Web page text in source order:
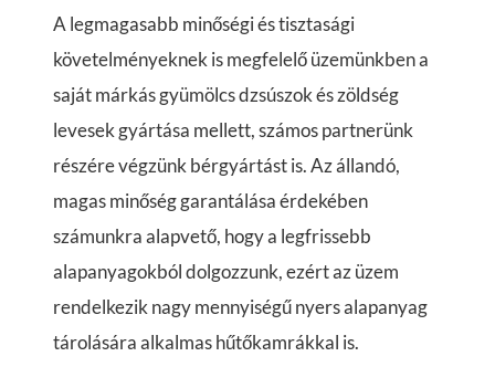
A legmagasabb minőségi és tisztasági
követelményeknek is megfelelő üzemünkben a
saját márkás gyümölcs dzsúszok és zöldség
levesek gyártása mellett, számos partnerünk
részére végzünk bérgyártást is. Az állandó,
magas minőség garantálása érdekében
számunkra alapvető, hogy a legfrissebb
alapanyagokból dolgozzunk, ezért az üzem
rendelkezik nagy mennyiségű nyers alapanyag
tárolására alkalmas hűtőkamrákkal is.